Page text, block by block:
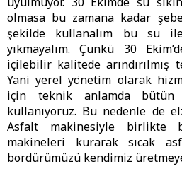
olmasa bu zamana kadar
şekilde kullanalım bu su ile
yıkmayalım. Çünkü 30
içilebilir kalitede arındırılmış
Yani yerel yönetim olarak
için teknik anlamda
kullanıyoruz. Bu nedenle de
Asfalt makinesiyle birlikte
makineleri kurarak sıcak
bordürümüzü kendimiz